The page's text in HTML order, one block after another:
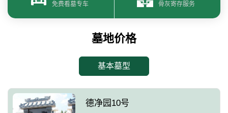
免费看墓专车 骨灰寄存服务
墓地价格
基本墓型
德净园10号